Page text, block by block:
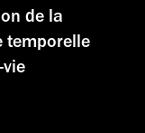
de la
temporelle
vie